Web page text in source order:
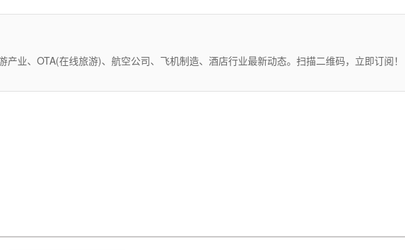
产业、OTA(在线旅游)、航空公司、飞机制造、酒店行业最新动态。扫描二维码，立即订阅！